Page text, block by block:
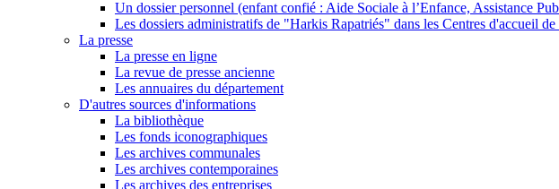
Un dossier personnel (enfant confié : Aide Sociale à l’Enfance, Assistance
Les dossiers administratifs de "Harkis Rapatriés" dans les Centres d'accueil
La presse
La presse en ligne
La revue de presse ancienne
Les annuaires du département
D'autres sources d'informations
La bibliothèque
Les fonds iconographiques
Les archives communales
Les archives contemporaines
Les archives des entreprises